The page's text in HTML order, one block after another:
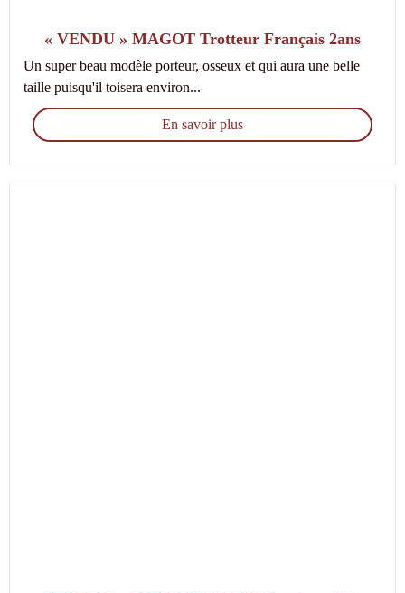
« VENDU » MAGOT Trotteur Français 2ans
Un super beau modèle porteur, osseux et qui aura une belle
taille puisqu'il toisera environ...
En savoir plus